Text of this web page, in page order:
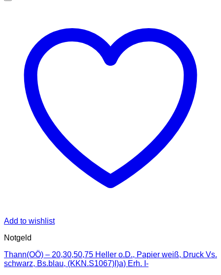
Add to wishlist
Notgeld
Thann(OÖ) – 20,30,50,75 Heller o.D., Papier weiß, Druck Vs.
schwarz, Bs.blau, (KKN.S1067)I)a) Erh. I-